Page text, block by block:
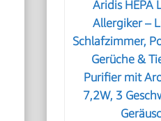
Aridis HEPA
Allergiker –
Schlafzimmer,
Gerüche &
Purifier mit
7,2W, 3